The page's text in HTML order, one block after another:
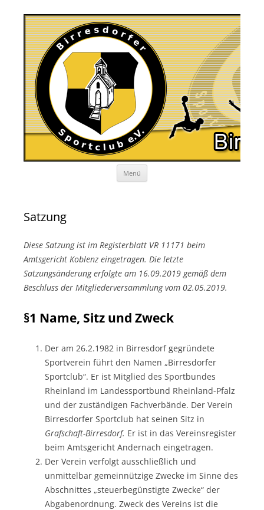
Menü
Satzung
Diese Satzung ist im Registerblatt VR 11171 beim
Amtsgericht Koblenz eingetragen. Die letzte
Satzungsänderung erfolgte am 16.09.2019 gemäß dem
Beschluss der Mitgliederversammlung vom 02.05.2019.
§1 Name, Sitz und Zweck
Der am 26.2.1982 in Birresdorf gegründete
Sportverein führt den Namen „Birresdorfer
Sportclub“. Er ist Mitglied des Sportbundes
Rheinland im Landessportbund Rheinland-Pfalz
und der zuständigen Fachverbände. Der Verein
Birresdorfer Sportclub hat seinen Sitz in
Grafschaft-Birresdorf. Er ist in das Vereinsregister
beim Amtsgericht Andernach eingetragen.
Der Verein verfolgt ausschließlich und
unmittelbar gemeinnützige Zwecke im Sinne des
Abschnittes „steuerbegünstigte Zwecke“ der
Abgabenordnung. Zweck des Vereins ist die